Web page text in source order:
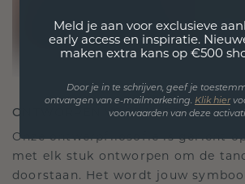
ONTWORPEN VOOR VERBINDING
Onze ontwerpfilosofie is gericht
met elk stuk ontworpen om de
doorstaan. Het wordt jouw
Meld je aan voor exclusieve
early access en inspiratie.
maken extra kans op €500
Door je in te schrijven, geef je
ontvangen van e-mailmarketing. Klik hier
voorwaarden van deze